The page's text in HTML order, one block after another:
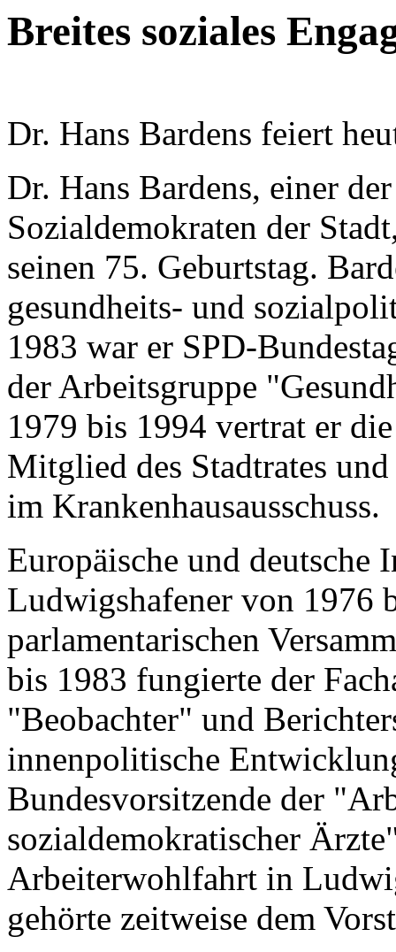
Breites soziales
Dr. Hans Bardens feiert
Dr. Hans Bardens, einer
Sozialdemokraten der
seinen 75. Geburtstag.
gesundheits- und
1983 war er SPD-
der Arbeitsgruppe
1979 bis 1994 vertrat er
Mitglied des Stadtrates
im Krankenhausausschuss.
Europäische und deutsche
Ludwigshafener von 1976
parlamentarischen
bis 1983 fungierte der
"Beobachter" und
innenpolitische
Bundesvorsitzende der
sozialdemokratischer
Arbeiterwohlfahrt in
gehörte zeitweise dem